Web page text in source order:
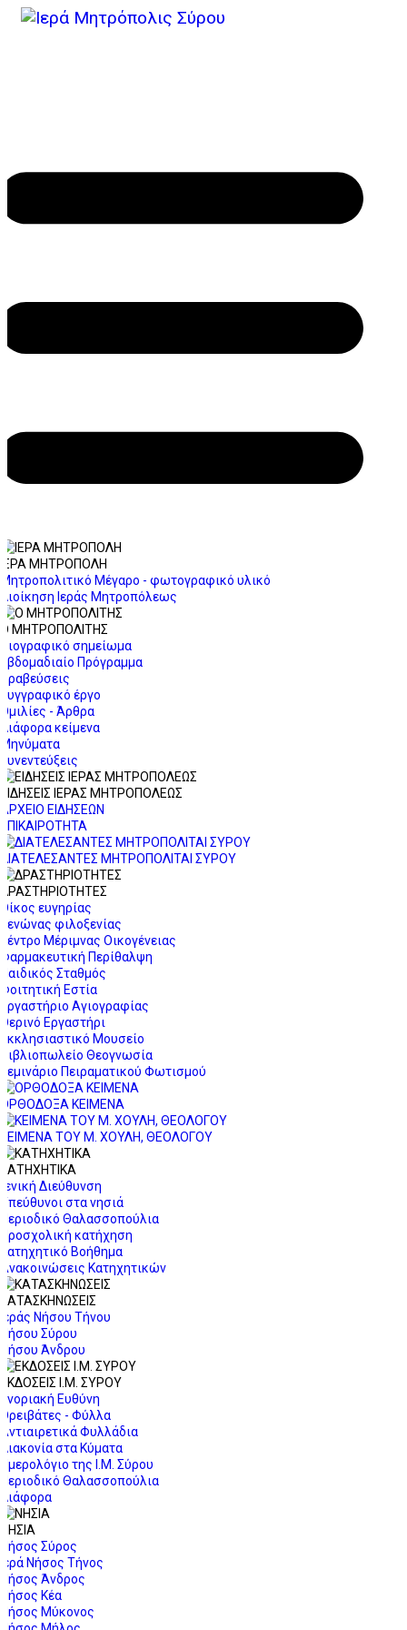
ΙΕΡΑ ΜΗΤΡΟΠΟΛΗ
Μητροπολιτικό Μέγαρο - φωτογραφικό υλικό
Διοίκηση Ιεράς Μητροπόλεως
Ο ΜΗΤΡΟΠΟΛΙΤΗΣ
Βιογραφικό σημείωμα
Εβδομαδιαίο Πρόγραμμα
Βραβεύσεις
Συγγραφικό έργο
Ομιλίες - Άρθρα
Διάφορα κείμενα
Μηνύματα
Συνεντεύξεις
ΕΙΔΗΣΕΙΣ ΙΕΡΑΣ ΜΗΤΡΟΠΟΛΕΩΣ
ΑΡΧΕΙΟ ΕΙΔΗΣΕΩΝ
ΕΠΙΚΑΙΡΟΤΗΤΑ
ΔΙΑΤΕΛΕΣΑΝΤΕΣ ΜΗΤΡΟΠΟΛΙΤΑΙ ΣΥΡΟΥ
ΔΡΑΣΤΗΡΙΟΤΗΤΕΣ
Οίκος ευγηρίας
Ξενώνας φιλοξενίας
Κέντρο Μέριμνας Οικογένειας
Φαρμακευτική Περίθαλψη
Παιδικός Σταθμός
Φοιτητική Εστία
Εργαστήριο Αγιογραφίας
Θερινό Εργαστήρι
Εκκλησιαστικό Μουσείο
Βιβλιοπωλείο Θεογνωσία
Σεμινάριο Πειραματικού Φωτισμού
ΟΡΘΟΔΟΞΑ ΚΕΙΜΕΝΑ
ΚΕΙΜΕΝΑ ΤΟΥ Μ. ΧΟΥΛΗ, ΘΕΟΛΟΓΟΥ
ΚΑΤΗΧΗΤΙΚΑ
Γενική Διεύθυνση
Υπεύθυνοι στα νησιά
Περιοδικό Θαλασσοπούλια
Προσχολική κατήχηση
Κατηχητικό Βοήθημα
Ανακοινώσεις Κατηχητικών
ΚΑΤΑΣΚΗΝΩΣΕΙΣ
Ιεράς Νήσου Τήνου
Νήσου Σύρου
Νήσου Άνδρου
ΕΚΔΟΣΕΙΣ Ι.Μ. ΣΥΡΟΥ
Ενοριακή Ευθύνη
Ορειβάτες - Φύλλα
Αντιαιρετικά Φυλλάδια
Διακονία στα Κύματα
Ημερολόγιο της Ι.Μ. Σύρου
Περιοδικό Θαλασσοπούλια
Διάφορα
ΝΗΣΙΑ
Νήσος Σύρος
Ιερά Νήσος Τήνος
Νήσος Άνδρος
Νήσος Κέα
Νήσος Μύκονος